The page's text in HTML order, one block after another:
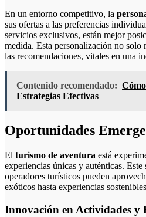
En un entorno competitivo, la
sus ofertas a las preferencias
servicios exclusivos, están mejor
medida. Esta personalización no
las recomendaciones, vitales en una
Contenido recomendado:
Estrategias Efectivas
Oportunidades
El turismo de aventura está
experiencias únicas y auténticas.
operadores turísticos pueden
exóticos hasta experiencias
Innovación en Actividades y